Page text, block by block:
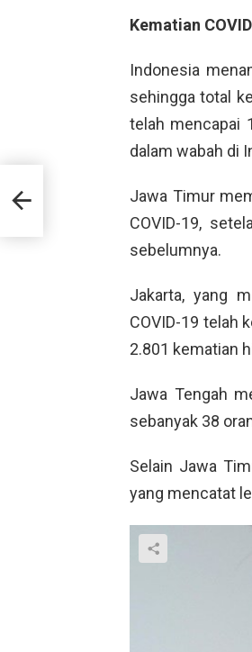
Kematian
Indonesia
sehingga total
telah mencapai
dalam wabah di
Jawa Timur
COVID-19,
sebelumnya.
Jakarta, yang
COVID-19 telah
2.801 kematian
Jawa Tengah
sebanyak 38
Selain Jawa
yang mencatat